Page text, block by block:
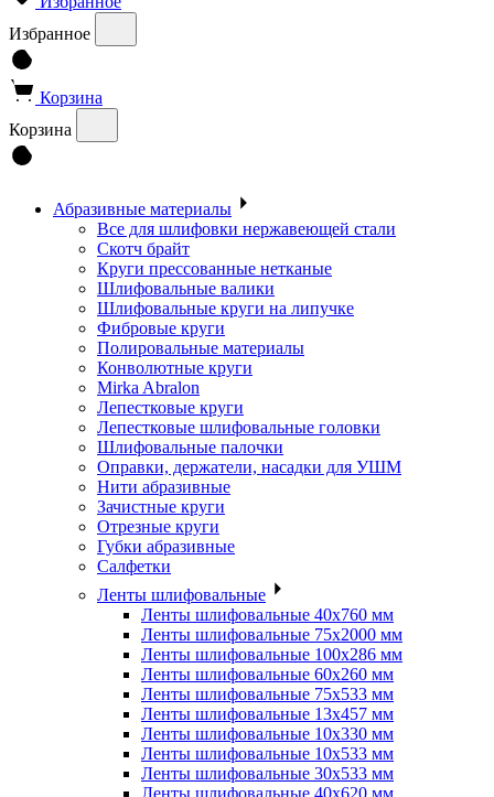
Избранное
Корзина
Корзина
Абразивные материалы
Все для шлифовки нержавеющей стали
Скотч брайт
Круги прессованные нетканые
Шлифовальные валики
Шлифовальные круги на липучке
Фибровые круги
Полировальные материалы
Конволютные круги
Mirka Abralon
Лепестковые круги
Лепестковые шлифовальные головки
Шлифовальные палочки
Оправки, держатели, насадки для УШМ
Нити абразивные
Зачистные круги
Отрезные круги
Губки абразивные
Салфетки
Ленты шлифовальные
Ленты шлифовальные 40х760 мм
Ленты шлифовальные 75х2000 мм
Ленты шлифовальные 100х286 мм
Ленты шлифовальные 60х260 мм
Ленты шлифовальные 75х533 мм
Ленты шлифовальные 13х457 мм
Ленты шлифовальные 10х330 мм
Ленты шлифовальные 10х533 мм
Ленты шлифовальные 30х533 мм
Ленты шлифовальные 40х620 мм